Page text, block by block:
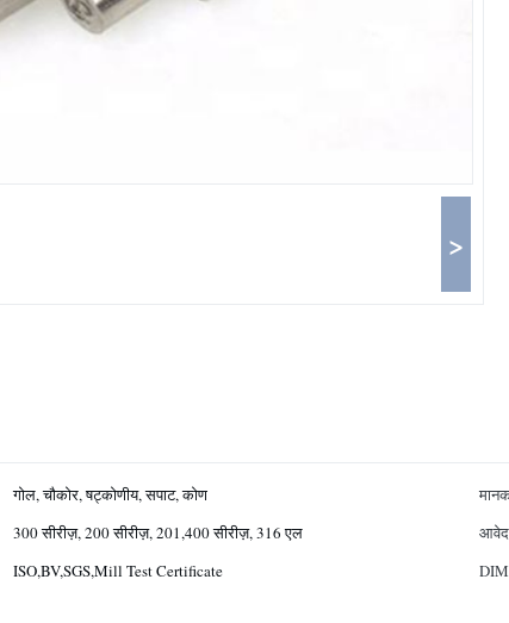
>
गोल, चौकोर, षट्कोणीय, सपाट, कोण
300 सीरीज़, 200 सीरीज़, 201,400 सीरीज़, 316 एल
ISO,BV,SGS,Mill Test Certificate